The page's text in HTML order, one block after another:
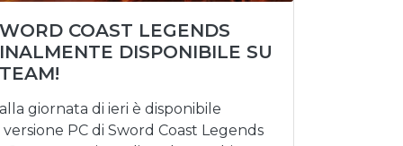
COAST LEGENDS
DISPONIBILE SU
giornata di ieri è disponibile
versione PC di Sword Coast Legends